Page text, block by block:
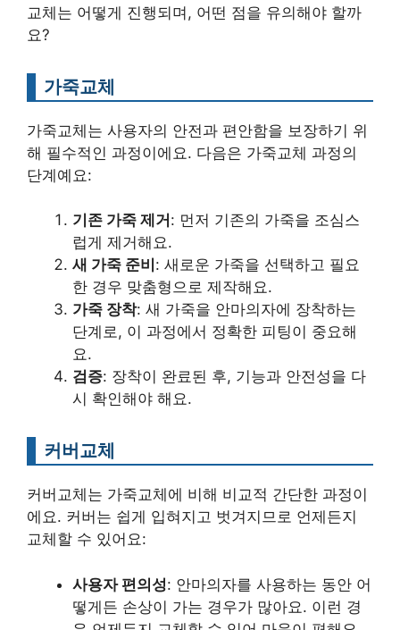
교체는 어떻게 진행되며, 어떤 점을 유의해야 할까
요?
가죽교체
가죽교체는 사용자의 안전과 편안함을 보장하기 위
해 필수적인 과정이에요. 다음은 가죽교체 과정의
단계예요:
기존 가죽 제거 : 먼저 기존의 가죽을 조심스
럽게 제거해요.
새 가죽 준비 : 새로운 가죽을 선택하고 필요
한 경우 맞춤형으로 제작해요.
가죽 장착: 새 가죽을 안마의자에 장착하는
단계로, 이 과정에서 정확한 피팅이 중요해
요.
검증: 장착이 완료된 후, 기능과 안전성을 다
시 확인해야 해요.
커버교체
커버교체는 가죽교체에 비해 비교적 간단한 과정이
에요. 커버는 쉽게 입혀지고 벗겨지므로 언제든지
교체할 수 있어요:
사용자 편의성: 안마의자를 사용하는 동안 어
떻게든 손상이 가는 경우가 많아요. 이런 경